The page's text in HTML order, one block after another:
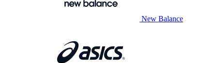
New Balance